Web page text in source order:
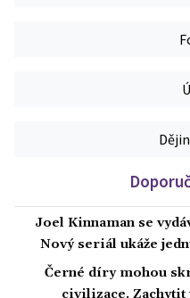
Joel Kinnaman se
Nový seriál ukáže
Černé díry mohou
civilizace. Zachytit